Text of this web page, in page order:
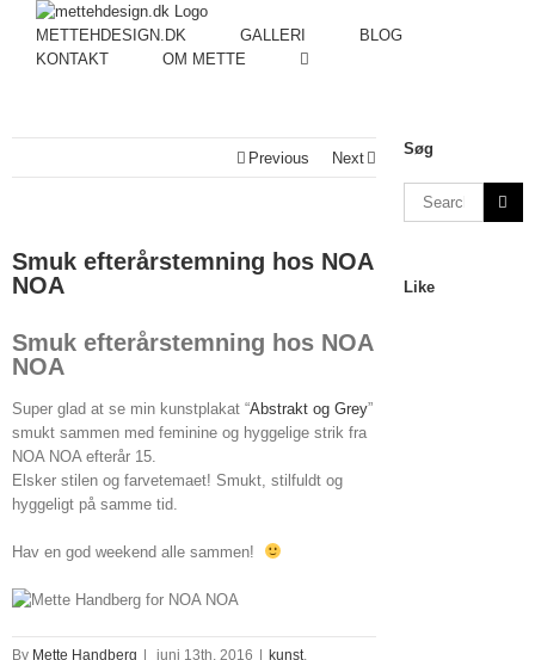
METTEHDESIGN.DK GALLERI
BLOG
KONTAKT
OM METTE
Previous Next
Smuk efterårstemning hos NOA
NOA
Smuk efterårstemning hos NOA
NOA
Super glad at se min kunstplakat “Abstrakt og Grey”
smukt sammen med feminine og hyggelige strik fra
NOA NOA efterår 15.
Elsker stilen og farvetemaet! Smukt, stilfuldt og
hyggeligt på samme tid.
Hav en god weekend alle sammen!
By Mette Handberg juni 13th, 2016 kunst,
Søg
Like